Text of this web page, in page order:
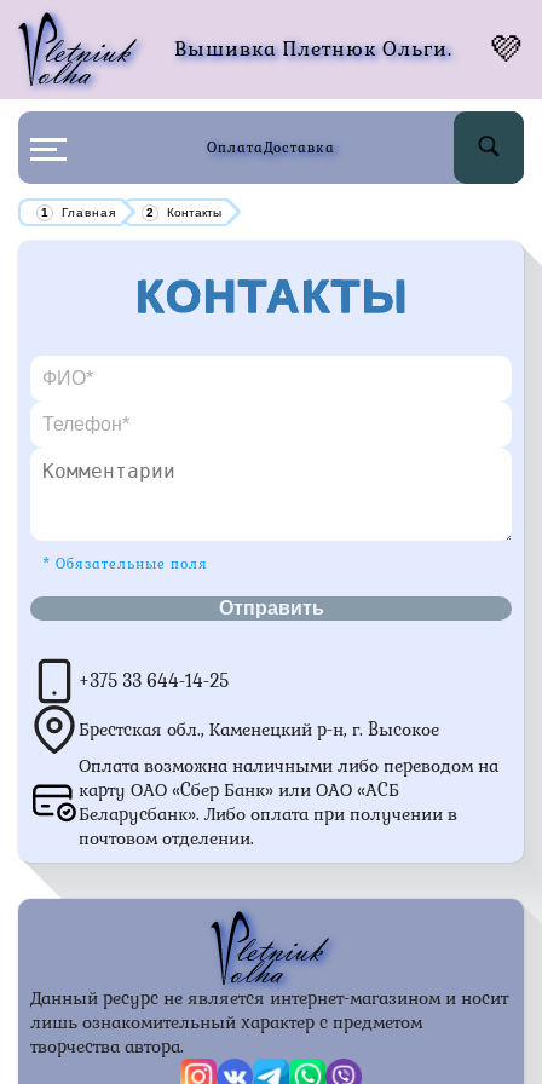
Вышивка Плетнюк Ольги.
ОплатаДоставка
Главная Контакты
* Обязательные поля
+375 33 644-14-25
Брестская обл., Каменецкий р-н, г. Высокое
Оплата возможна наличными либо переводом на
карту ОАО «Сбер Банк» или ОАО «АСБ
Беларусбанк». Либо оплата при получении в
почтовом отделении.
Данный ресурс не является интернет-магазином и носит
лишь ознакомительный характер с предметом
творчества автора.